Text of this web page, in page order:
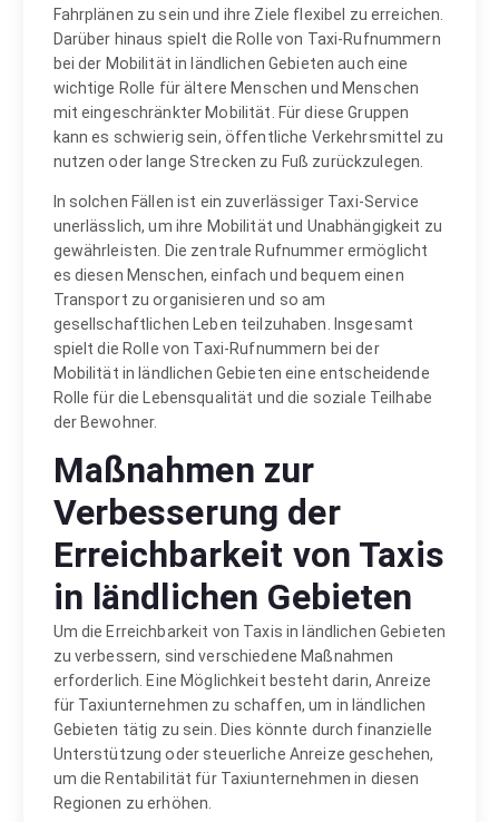
Fahrplänen zu sein und ihre Ziele flexibel zu erreichen.
Darüber hinaus spielt die Rolle von Taxi-Rufnummern
bei der Mobilität in ländlichen Gebieten auch eine
wichtige Rolle für ältere Menschen und Menschen
mit eingeschränkter Mobilität. Für diese Gruppen
kann es schwierig sein, öffentliche Verkehrsmittel zu
nutzen oder lange Strecken zu Fuß zurückzulegen.
In solchen Fällen ist ein zuverlässiger Taxi-Service
unerlässlich, um ihre Mobilität und Unabhängigkeit zu
gewährleisten. Die zentrale Rufnummer ermöglicht
es diesen Menschen, einfach und bequem einen
Transport zu organisieren und so am
gesellschaftlichen Leben teilzuhaben. Insgesamt
spielt die Rolle von Taxi-Rufnummern bei der
Mobilität in ländlichen Gebieten eine entscheidende
Rolle für die Lebensqualität und die soziale Teilhabe
der Bewohner.
Maßnahmen zur
Verbesserung der
Erreichbarkeit von Taxis
in ländlichen Gebieten
Um die Erreichbarkeit von Taxis in ländlichen Gebieten
zu verbessern, sind verschiedene Maßnahmen
erforderlich. Eine Möglichkeit besteht darin, Anreize
für Taxiunternehmen zu schaffen, um in ländlichen
Gebieten tätig zu sein. Dies könnte durch finanzielle
Unterstützung oder steuerliche Anreize geschehen,
um die Rentabilität für Taxiunternehmen in diesen
Regionen zu erhöhen.